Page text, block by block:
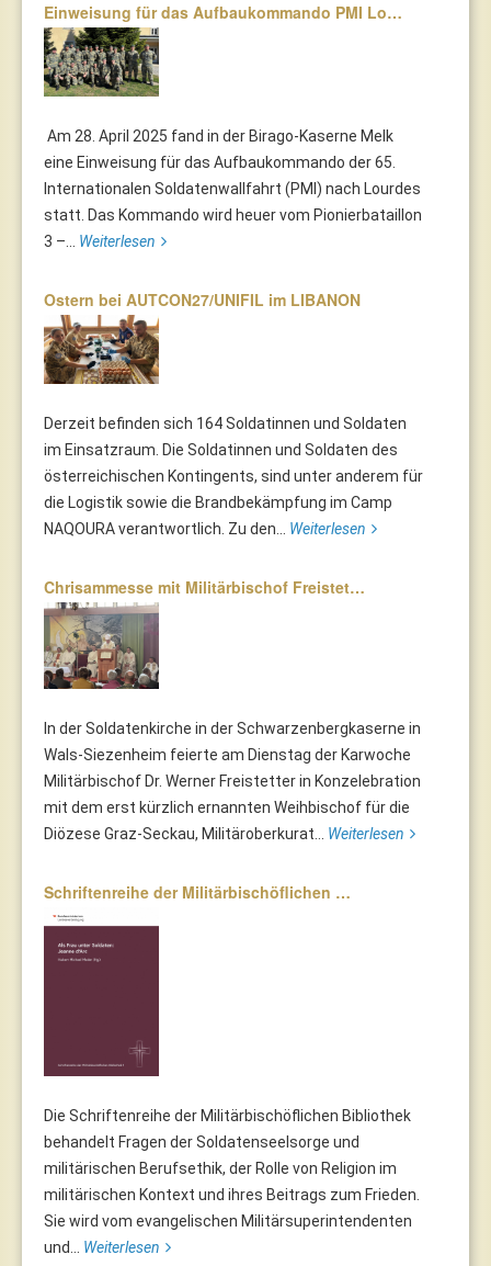
Einweisung für das Aufbaukommando PMI Lo…
Am 28. April 2025 fand in der Birago-Kaserne Melk
eine Einweisung für das Aufbaukommando der 65.
Internationalen Soldatenwallfahrt (PMI) nach Lourdes
statt. Das Kommando wird heuer vom Pionierbataillon
3 –... Weiterlesen
Ostern bei AUTCON27/UNIFIL im LIBANON
Derzeit befinden sich 164 Soldatinnen und Soldaten
im Einsatzraum. Die Soldatinnen und Soldaten des
österreichischen Kontingents, sind unter anderem für
die Logistik sowie die Brandbekämpfung im Camp
NAQOURA verantwortlich. Zu den... Weiterlesen
Chrisammesse mit Militärbischof Freistet…
In der Soldatenkirche in der Schwarzenbergkaserne in
Wals-Siezenheim feierte am Dienstag der Karwoche
Militärbischof Dr. Werner Freistetter in Konzelebration
mit dem erst kürzlich ernannten Weihbischof für die
Diözese Graz-Seckau, Militäroberkurat... Weiterlesen
Schriftenreihe der Militärbischöflichen …
Die Schriftenreihe der Militärbischöflichen Bibliothek
behandelt Fragen der Soldatenseelsorge und
militärischen Berufsethik, der Rolle von Religion im
militärischen Kontext und ihres Beitrags zum Frieden.
Sie wird vom evangelischen Militärsuperintendenten
und... Weiterlesen